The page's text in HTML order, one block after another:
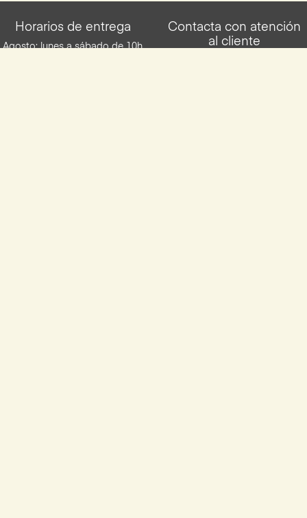
Horarios de entrega
Agosto: lunes a sábado de 10h
Contacta con atención
al cliente